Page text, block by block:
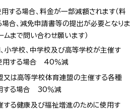
する場合、料金が一部減額されます（料
合、減免申請書等の提出が必要となりま
ムまで問い合わせ願います）
小学校、中学校及び高等学校が主催す
用する場合 40％減
又は高等学校体育連盟の主催する各種
する場合 30％減
する健康及び福祉増進のために使用す